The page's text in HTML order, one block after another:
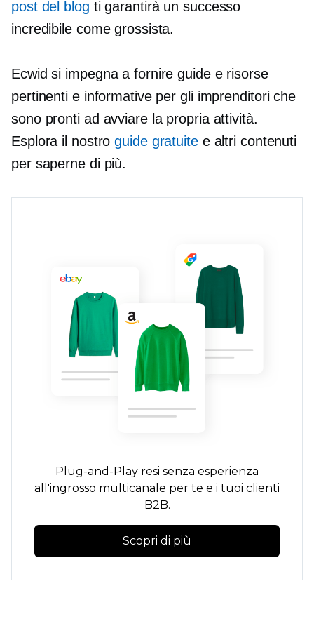
post del blog ti garantirà un successo
incredibile come grossista.
Ecwid si impegna a fornire guide e risorse
pertinenti e informative per gli imprenditori che
sono pronti ad avviare la propria attività.
Esplora il nostroguide gratuitee altri contenuti
per saperne di più.
Plug-and-Play resi senza esperienza
all'ingrosso multicanale per te e i tuoi clienti
B2B.
Scopri di più